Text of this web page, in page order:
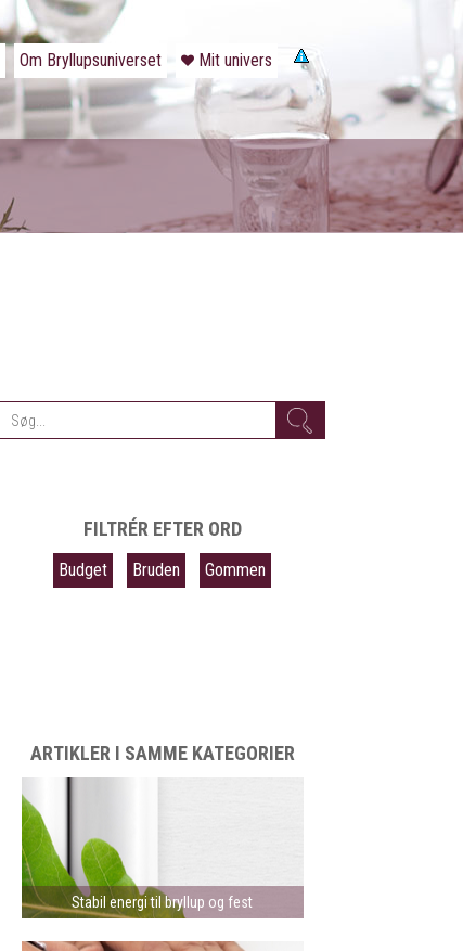
Om Bryllupsuniverset
Mit univers
FILTRÉR EFTER ORD
Budget Bruden Gommen
ARTIKLER I SAMME KATEGORIER
Stabil energi til bryllup og fest